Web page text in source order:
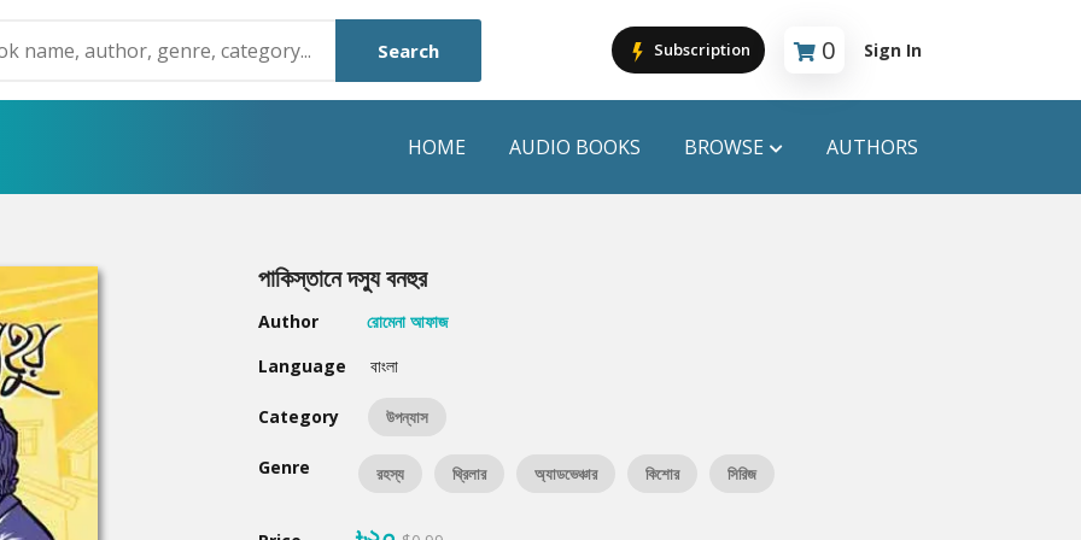
Search Subscription 0
Cart is empty
Sign In
HOME AUDIO BOOKS BROWSE
Humayun Ahmed
Mouri Morium
Hot & New
AUTHORS
পাকিস্তানে দস্যু বনহুর
Author
রোমেনা আফাজ
Language
বাংলা
Category উপন্যাস
Genre রহস্য থ্রিলার অ্যাডভেঞ্চার কিশোর সিরিজ